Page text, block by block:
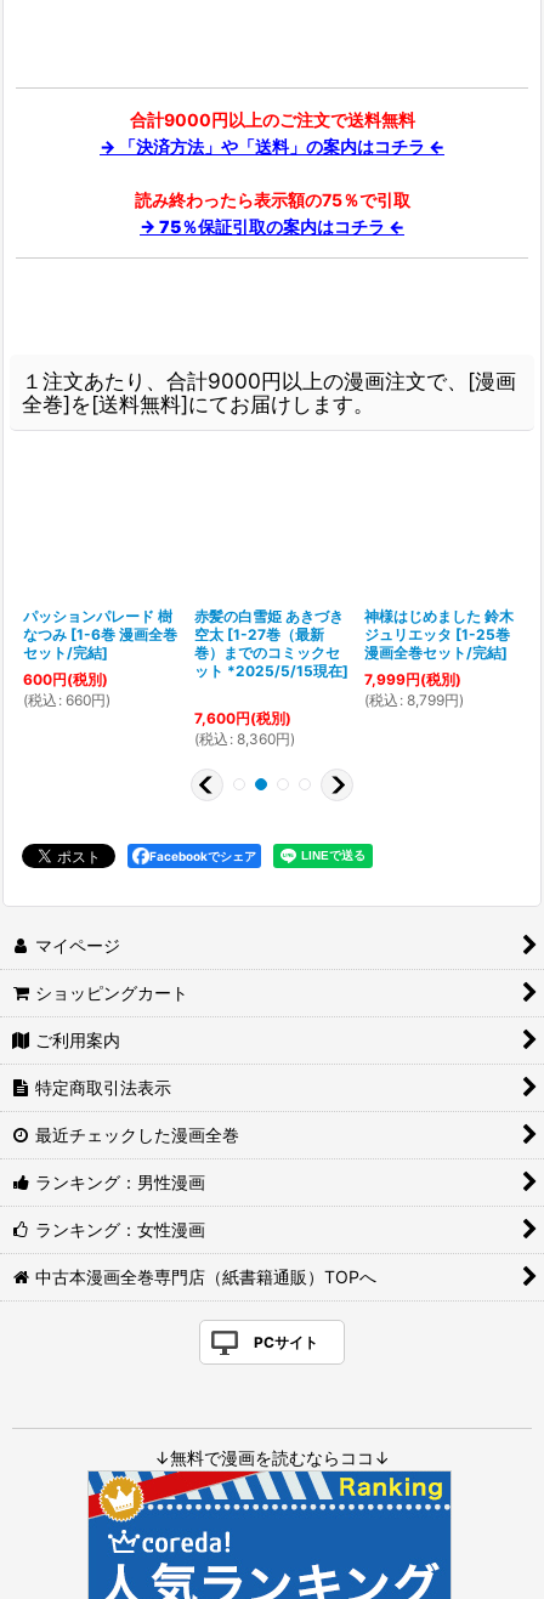
合計9000円以上のご注文で送料無料
→ 「決済方法」や「送料」の案内はコチラ ←
読み終わったら表示額の75％で引取
→ 75％保証引取の案内はコチラ ←
１注文あたり、合計9000円以上の漫画注文で、[漫画
全巻]を[送料無料]にてお届けします。
パッションパレード 樹
なつみ [1-6巻 漫画全巻
セット/完結]
600円(税別)
(税込 : 660円)
赤髪の白雪姫 あきづき
空太 [1-27巻（最新
巻）までのコミックセ
ット *2025/5/15現在]
7,600円(税別)
(税込 : 8,360円)
神様はじめました 鈴木
ジュリエッタ [1-25巻
漫画全巻セット/完結]
7,999円(税別)
(税込 : 8,799円)
Facebookでシェア
マイページ
ショッピングカート
ご利用案内
特定商取引法表示
最近チェックした漫画全巻
ランキング：男性漫画
ランキング：女性漫画
中古本漫画全巻専門店（紙書籍通販）TOPへ
PCサイト
↓無料で漫画を読むならココ↓